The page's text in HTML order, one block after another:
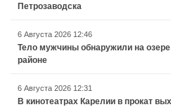
Петрозаводска
6 Августа 2026 12:46
Тело мужчины обнаружили на
районе
6 Августа 2026 12:31
В кинотеатрах Карелии в прокат